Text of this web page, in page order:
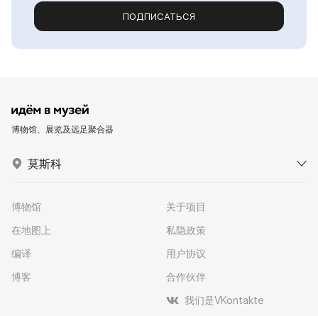
ПОДПИСАТЬСЯ
博物馆、展览及远足聚合器
莫斯科
博物馆
在地图上
编译
博客
关于项目
私隐政策
用户协议
合作伙伴
我们是VKontakte